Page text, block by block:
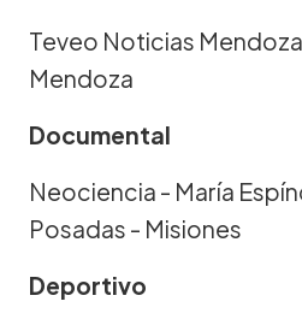
Teveo Noticias
Mendoza
Documental
Neociencia - María
Posadas - Misiones
Deportivo